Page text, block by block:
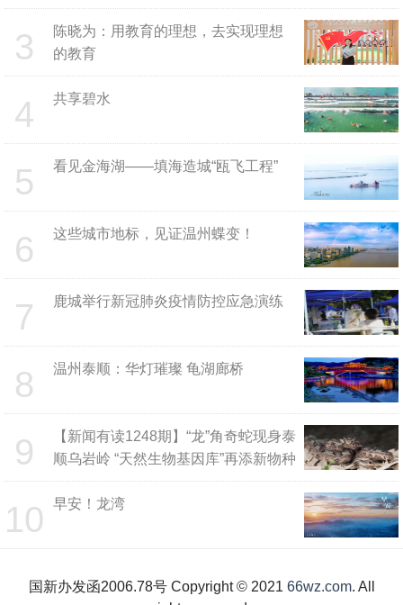
3
陈晓为：用教育的理想，去实现理想
的教育
4 共享碧水
5 看见金海湖——填海造城“瓯飞工程”
6 这些城市地标，见证温州蝶变！
7 鹿城举行新冠肺炎疫情防控应急演练
8 温州泰顺：华灯璀璨 龟湖廊桥
9
【新闻有读1248期】“龙”角奇蛇现身泰
顺乌岩岭 “天然生物基因库”再添新物种
10 早安！龙湾
国新办发函2006.78号 Copyright © 2021 66wz.com. All